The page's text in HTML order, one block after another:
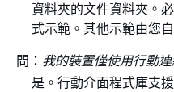
資料夾的文件資料夾。
式示範。其他示範由您
問： 我的裝置僅使用行動
是。行動介面程式庫支